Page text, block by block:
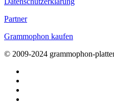
Partner
Grammophon kaufen
© 2009-2024 grammophon-